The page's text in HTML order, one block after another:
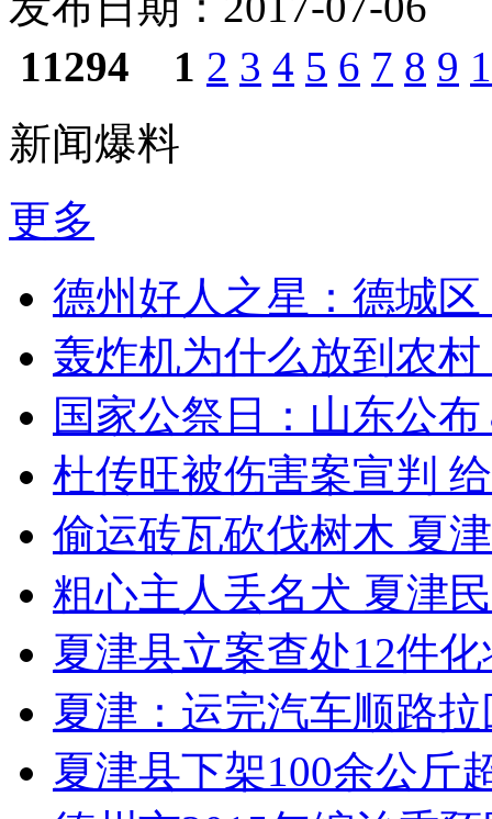
11294
1 2 3 4 5 6 7 8 9
新闻爆料
更多
德州好人之星：德城
轰炸机为什么放到农
国家公祭日：山东公
杜传旺被伤害案宣判
偷运砖瓦砍伐树木 夏
粗心主人丢名犬 夏津
夏津县立案查处12件
夏津：运完汽车顺路
夏津县下架100余公斤